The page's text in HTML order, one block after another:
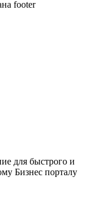
для быстрого и
Бизнес порталу